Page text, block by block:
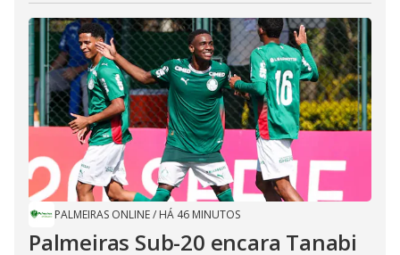
PALMEIRAS ONLINE/ HÁ 46 MINUTOS
Palmeiras Sub-20 encara Tanabi